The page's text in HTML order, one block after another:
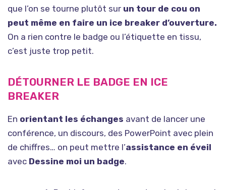
que l’on se tourne plutôt sur un tour de cou on
peut même en faire un ice breaker d’ouverture.
On a rien contre le badge ou l’étiquette en tissu,
c’est juste trop petit.
DÉTOURNER LE BADGE EN ICE
BREAKER
En orientant les échanges avant de lancer une
conférence, un discours, des PowerPoint avec plein
de chiffres… on peut mettre l’assistance en éveil
avec Dessine moi un badge.